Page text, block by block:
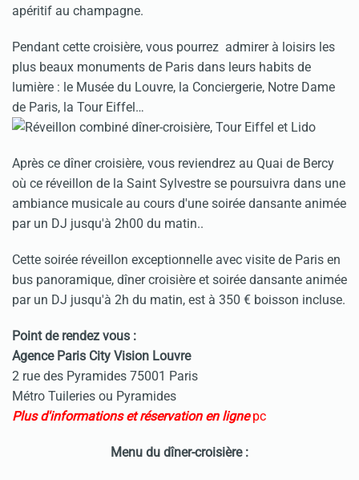
apéritif au champagne.
Pendant cette croisière, vous pourrez admirer à loisirs les
plus beaux monuments de Paris dans leurs habits de
lumière : le Musée du Louvre, la Conciergerie, Notre Dame
de Paris, la Tour Eiffel…
Après ce dîner croisière, vous reviendrez au Quai de Bercy
où ce réveillon de la Saint Sylvestre se poursuivra dans une
ambiance musicale au cours d'une soirée dansante animée
par un DJ jusqu'à 2h00 du matin..
Cette soirée réveillon exceptionnelle avec visite de Paris en
bus panoramique, dîner croisière et soirée dansante animée
par un DJ jusqu'à 2h du matin, est à 350 € boisson incluse.
Point de rendez vous :
Agence Paris City Vision Louvre
2 rue des Pyramides 75001 Paris
Métro Tuileries ou Pyramides
Plus d'informations et réservation en lignepc
Menu du dîner-croisière :